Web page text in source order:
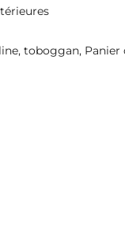
toboggan, Panier